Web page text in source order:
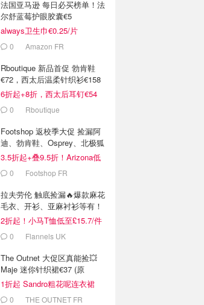
法国亚马逊 每日必买榜单！法
尔舒蓝莓护眼胶囊€5
always卫生巾€0.25/片
0 Amazon FR
Rboutique 新品首促 勃肯鞋
€72，西太后温柔针织衫€158
6折起+8折，西太后耳钉€54
0 Rboutique
Footshop 返校季大促 捡漏阿
迪、勃肯鞋、Osprey、北极狐
等
3.5折起+叠9.5折！Arizona低
至€39
0 Footshop FR
拉夫劳伦 触底捡漏🔥爆款麻花
毛衣、开衫、亚麻衬衫等有！
2折起！小马T恤低至£15.7/件
0 Flannels UK
The Outnet 大促区真能捡💥
Maje 迷你针织裙€37 (原
€175）
1折起 Sandro粗花呢连衣裙
€820 THE OUTNET FR